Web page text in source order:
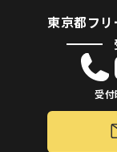
東京都フ
受付